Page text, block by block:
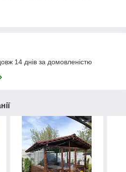
14 днів за домовленістю